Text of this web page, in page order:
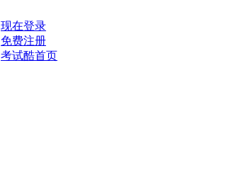
现在登录
免费注册
考试酷首页